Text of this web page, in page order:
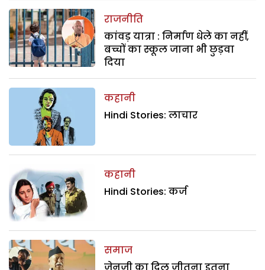
राजनीति
कांवड़ यात्रा : निर्माण धेले का नहीं,
बच्चों का स्कूल जाना भी छुड़वा
दिया
कहानी
Hindi Stories: लाचार
कहानी
Hindi Stories: कर्ज
समाज